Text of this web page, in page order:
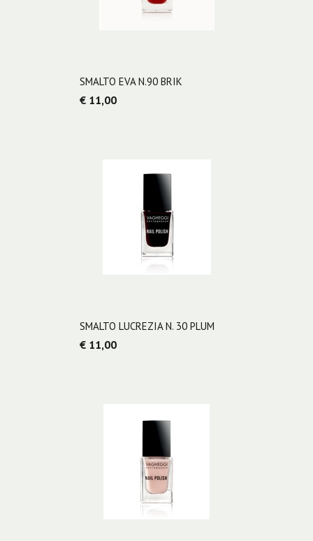
SMALTO EVA N.90 BRIK
€ 11,00
SMALTO LUCREZIA N. 30 PLUM
€ 11,00